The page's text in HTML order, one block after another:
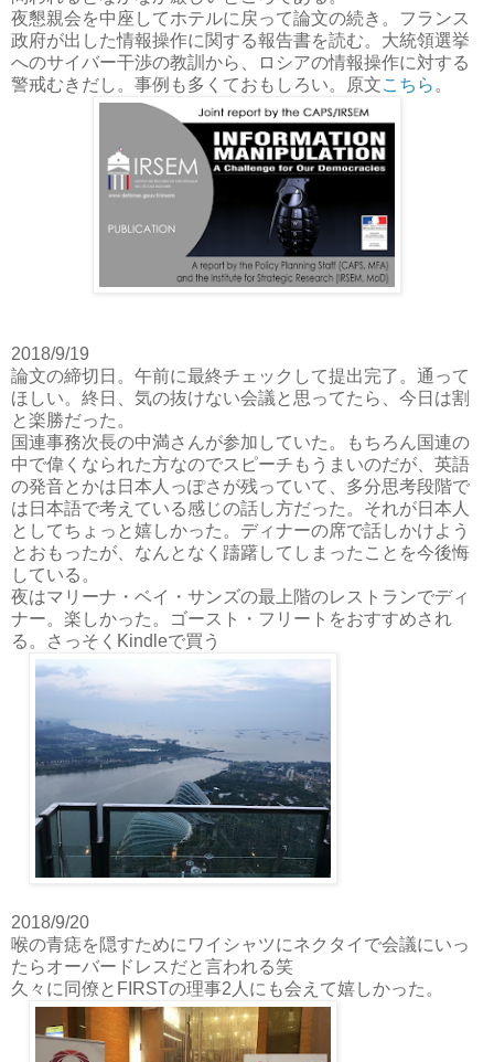
夜懇親会を中座してホテルに戻って論文の続き。フランス
政府が出した情報操作に関する報告書を読む。大統領選挙
へのサイバー干渉の教訓から、ロシアの情報操作に対する
警戒むきだし。事例も多くておもしろい。原文こちら 。
2018/9/19
論文の締切日。午前に最終チェックして提出完了。通って
ほしい。終日、気の抜けない会議と思ってたら、今日は割
と楽勝だった。
国連事務次長の中満さんが参加していた。もちろん国連の
中で偉くなられた方なのでスピーチもうまいのだが、英語
の発音とかは日本人っぽさが残っていて、多分思考段階で
は日本語で考えている感じの話し方だった。それが日本人
としてちょっと嬉しかった。ディナーの席で話しかけよう
とおもったが、なんとなく躊躇してしまったことを今後悔
している。
夜はマリーナ・ベイ・サンズの最上階のレストランでディ
ナー。楽しかった。ゴースト・フリートをおすすめされ
る。さっそくKindleで買う
2018/9/20
喉の青痣を隠すためにワイシャツにネクタイで会議にいっ
たらオーバードレスだと言われる笑
久々に同僚とFIRSTの理事2人にも会えて嬉しかった。